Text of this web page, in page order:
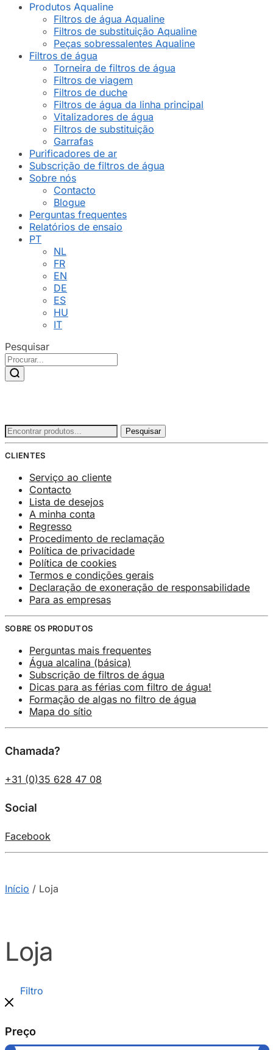
Produtos Aqualine
Filtros de água Aqualine
Filtros de substituição Aqualine
Peças sobressalentes Aqualine
Filtros de água
Torneira de filtros de água
Filtros de viagem
Filtros de duche
Filtros de água da linha principal
Vitalizadores de água
Filtros de substituição
Garrafas
Purificadores de ar
Subscrição de filtros de água
Sobre nós
Contacto
Blogue
Perguntas frequentes
Relatórios de ensaio
PT
NL
FR
EN
DE
ES
HU
IT
Pesquisar
Procurar
por:
Pesquisar
CLIENTES
Serviço ao cliente
Contacto
Lista de desejos
A minha conta
Regresso
Procedimento de reclamação
Política de privacidade
Política de cookies
Termos e condições gerais
Declaração de exoneração de responsabilidade
Para as empresas
SOBRE OS PRODUTOS
Perguntas mais frequentes
Água alcalina (básica)
Subscrição de filtros de água
Dicas para as férias com filtro de água!
Formação de algas no filtro de água
Mapa do sítio
Chamada?
+31 (0)35 628 47 08
Social
Facebook
Início / Loja
Loja
Filtro
Preço